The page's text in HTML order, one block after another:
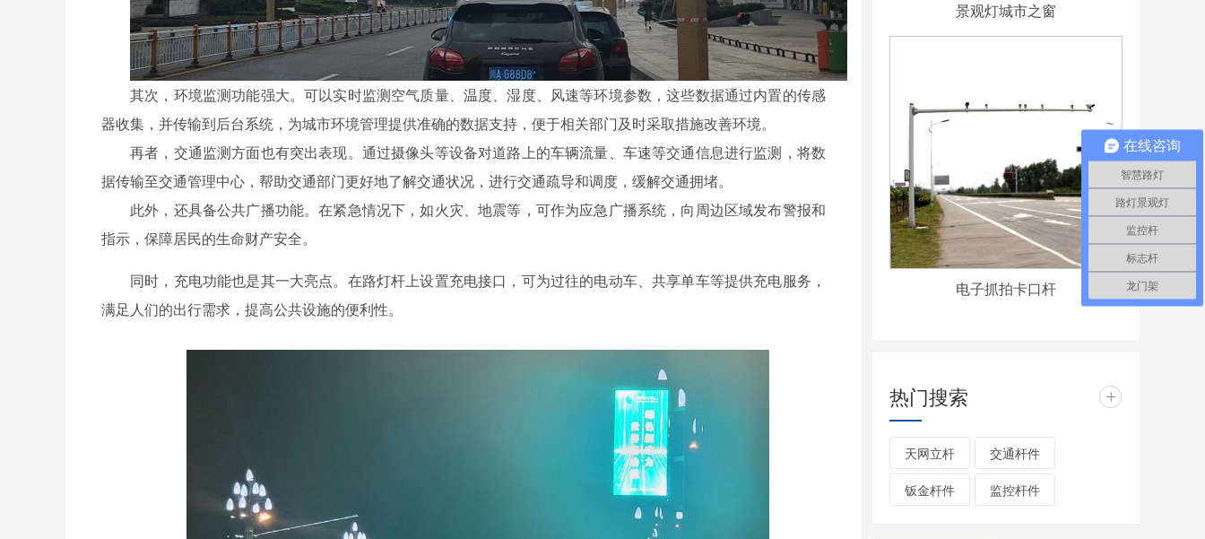
其次，环境监测功能强大。可以实时监测空气质量、温度、湿度、风速等环境参数，这些数据通过内置的传感
器收集，并传输到后台系统，为城市环境管理提供准确的数据支持，便于相关部门及时采取措施改善环境。
再者，交通监测方面也有突出表现。通过摄像头等设备对道路上的车辆流量、车速等交通信息进行监测，将数
据传输至交通管理中心，帮助交通部门更好地了解交通状况，进行交通疏导和调度，缓解交通拥堵。
此外，还具备公共广播功能。在紧急情况下，如火灾、地震等，可作为应急广播系统，向周边区域发布警报和
指示，保障居民的生命财产安全。
同时，充电功能也是其一大亮点。在路灯杆上设置充电接口，可为过往的电动车、共享单车等提供充电服务，
满足人们的出行需求，提高公共设施的便利性。
景观灯城市之窗
电子抓拍卡口杆
热门搜索 +
天网立杆 交通杆件
钣金杆件 监控杆件
在线咨询
智慧路灯
路灯景观灯
监控杆
标志杆
龙门架